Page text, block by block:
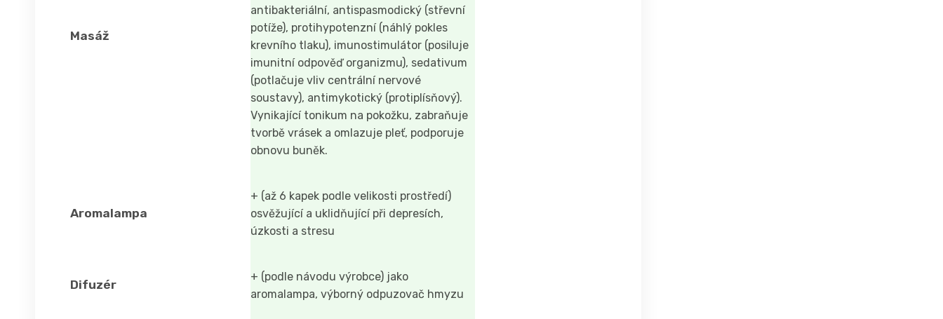
Masáž
antibakteriální, antispasmodický (střevní
potíže), protihypotenzní (náhlý pokles
krevního tlaku), imunostimulátor (posiluje
imunitní odpověď organizmu), sedativum
(potlačuje vliv centrální nervové
soustavy), antimykotický (protiplísňový).
Vynikající tonikum na pokožku, zabraňuje
tvorbě vrásek a omlazuje pleť, podporuje
obnovu buněk.
Aromalampa
+ (až 6 kapek podle velikosti prostředí)
osvěžující a uklidňující při depresích,
úzkosti a stresu
Difuzér
+ (podle návodu výrobce) jako
aromalampa, výborný odpuzovač hmyzu